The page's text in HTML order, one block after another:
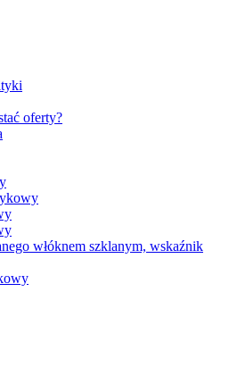
oferty?
włóknem szklanym, wskaźnik